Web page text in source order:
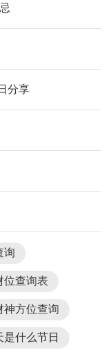
分享
询
位查询表
神方位查询
是什么节日